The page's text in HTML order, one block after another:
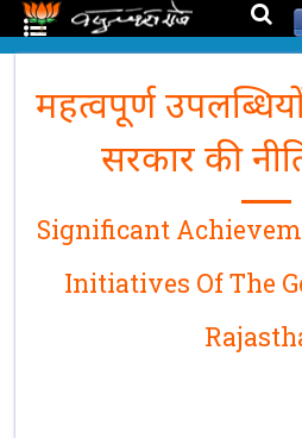
महत्वपूर्ण
सरकार की
Significant
Initiatives Of The